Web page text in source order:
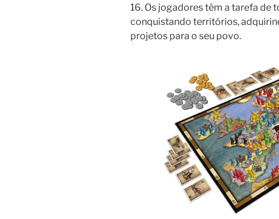
16. Os jogadores têm a tarefa de
conquistando territórios,
projetos para o seu povo.